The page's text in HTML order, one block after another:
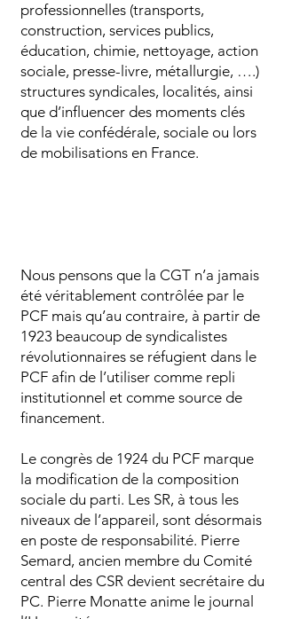
professionnelles (transports,
construction, services publics,
éducation, chimie, nettoyage, action
sociale, presse-livre, métallurgie, ….)
structures syndicales, localités, ainsi
que d’influencer des moments clés
de la vie confédérale, sociale ou lors
de mobilisations en France.
Nous pensons que la CGT n’a jamais
été véritablement contrôlée par le
PCF mais qu’au contraire, à partir de
1923 beaucoup de syndicalistes
révolutionnaires se réfugient dans le
PCF afin de l’utiliser comme repli
institutionnel et comme source de
financement.
Le congrès de 1924 du PCF marque
la modification de la composition
sociale du parti. Les SR, à tous les
niveaux de l’appareil, sont désormais
en poste de responsabilité. Pierre
Semard, ancien membre du Comité
central des CSR devient secrétaire du
PC. Pierre Monatte anime le journal